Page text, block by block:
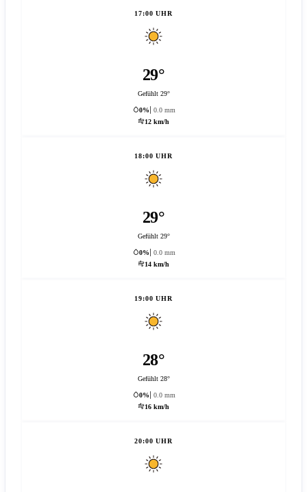
17:00 UHR
29°
Gefühlt 29°
0%
0.0 mm
12 km/h
18:00 UHR
29°
Gefühlt 29°
0%
0.0 mm
14 km/h
19:00 UHR
28°
Gefühlt 28°
0%
0.0 mm
16 km/h
20:00 UHR